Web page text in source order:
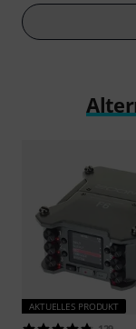
AKTUELLES PRODUKT